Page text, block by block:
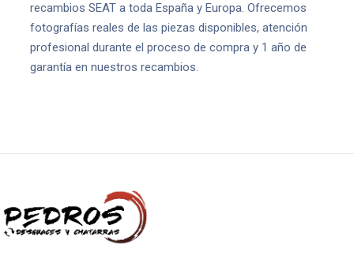
recambios SEAT a toda España y Europa. Ofrecemos
fotografías reales de las piezas disponibles, atención
profesional durante el proceso de compra y 1 año de
garantía en nuestros recambios.